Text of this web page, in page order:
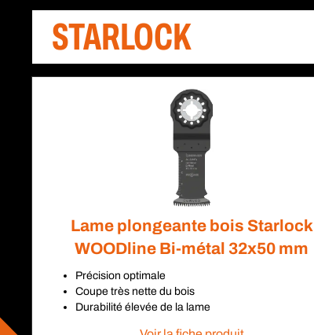
STARLOCK
Lame plongeante bois Starlock
WOODline Bi-métal 32x50 mm
Précision optimale
Coupe très nette du bois
Durabilité élevée de la lame